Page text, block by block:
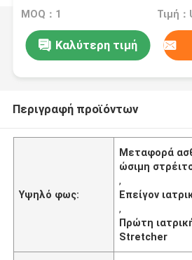
Ιατρικό φορείο
MOQ：1
Καλύτερη τιμή
Περιγραφή προϊόντων
Υψηλό φως:
Μεταφορά
ώσιμη
,
Επείγον
,
Πρώτη
Stretcher